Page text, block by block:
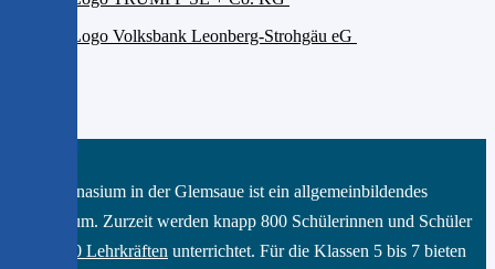
Das GGD
Das Gymnasium in der Glemsaue ist ein allgemeinbildendes
Gymnasium. Zurzeit werden knapp 800 Schülerinnen und Schüler
70 Lehrkräften unterrichtet. Für die Klassen 5 bis 7 bieten